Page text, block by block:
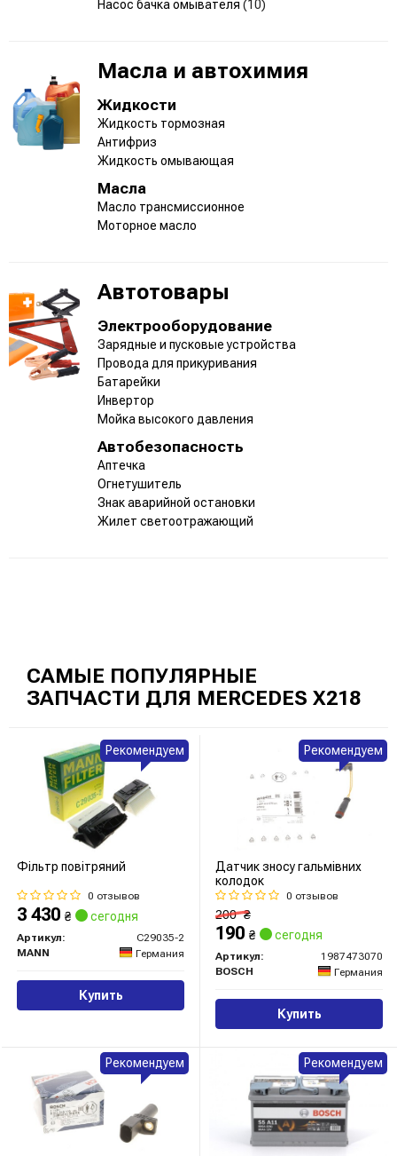
Насос бачка омывателя (10)
Масла и автохимия
Жидкости
Жидкость тормозная
Антифриз
Жидкость омывающая
Масла
Масло трансмиссионное
Моторное масло
Автотовары
Электрооборудование
Зарядные и пусковые устройства
Провода для прикуривания
Батарейки
Инвертор
Мойка высокого давления
Автобезопасность
Аптечка
Огнетушитель
Знак аварийной остановки
Жилет светоотражающий
САМЫЕ ПОПУЛЯРНЫЕ
ЗАПЧАСТИ ДЛЯ MERCEDES X218
Фільтр повітряний
0 отзывов
3 430 ₴ сегодня
Артикул:
C29035-2
MANN
Германия
Купить
Рекомендуем
Датчик зносу гальмівних
колодок
0 отзывов
200₴
190 ₴ сегодня
Артикул:
1987473070
BOSCH
Германия
Купить
Рекомендуем
Рекомендуем Рекомендуем